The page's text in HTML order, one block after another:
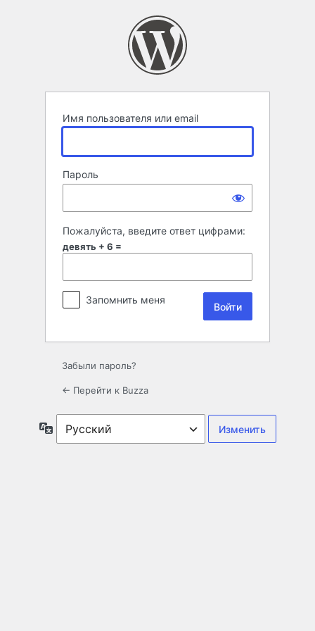
Имя пользователя или email
Пароль
Пожалуйста, введите ответ цифрами:
девять + 6 =
Запомнить меня
Забыли пароль?
← Перейти к Buzza
Язык